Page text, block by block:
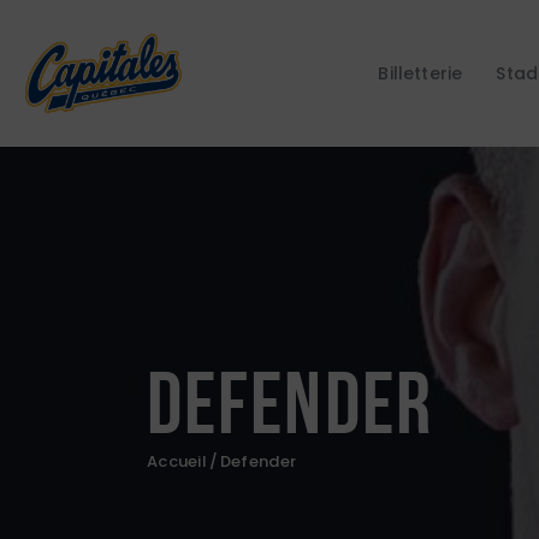
Billetterie
Defender
Accueil Defender